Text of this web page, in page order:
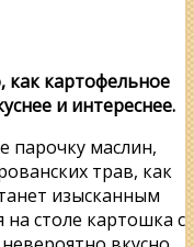
как картофельное
и интереснее.
парочку маслин,
трав, как
изысканным
столе картошка с